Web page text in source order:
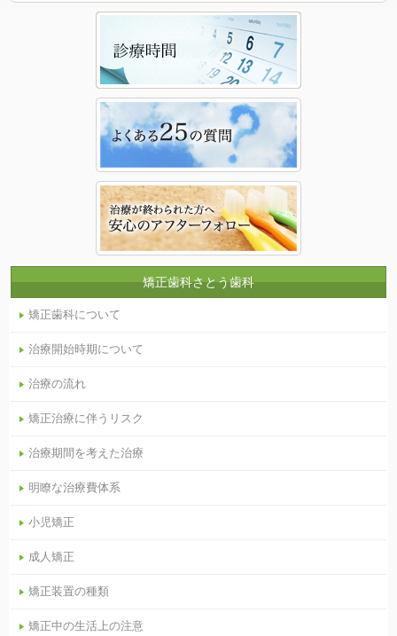
矯正歯科さとう歯科
矯正歯科について
治療開始時期について
治療の流れ
矯正治療に伴うリスク
治療期間を考えた治療
明瞭な治療費体系
小児矯正
成人矯正
矯正装置の種類
矯正中の生活上の注意